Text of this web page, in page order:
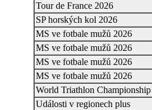
Tour de France 2026
SP horských kol 2026
MS ve fotbale mužů 2026
MS ve fotbale mužů 2026
MS ve fotbale mužů 2026
MS ve fotbale mužů 2026
World Triathlon Championship
Události v regionech plus